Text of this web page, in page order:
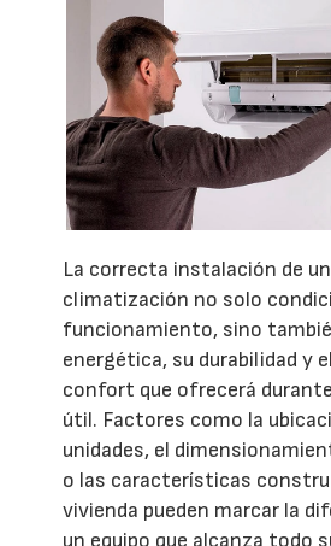
La correcta instalación de
climatización no solo
funcionamiento, sino
energética, su durabilidad y
confort que ofrecerá
útil. Factores como la
unidades, el
o las características
vivienda pueden marcar la
un equipo que alcanza todo